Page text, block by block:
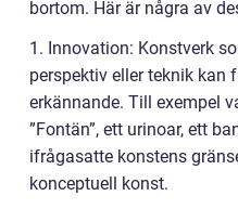
bortom. Här är några av
1. Innovation: Konstverk
perspektiv eller teknik kan
erkännande. Till exempel
”Fontän”, ett urinoar, ett
ifrågasatte konstens
konceptuell konst.